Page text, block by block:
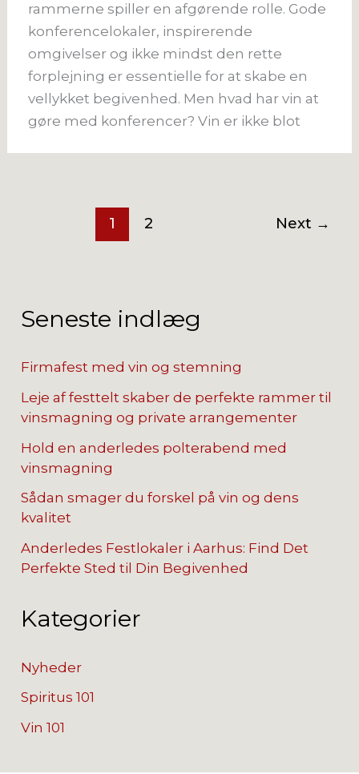
rammerne spiller en afgørende rolle. Gode
konferencelokaler, inspirerende
omgivelser og ikke mindst den rette
forplejning er essentielle for at skabe en
vellykket begivenhed. Men hvad har vin at
gøre med konferencer? Vin er ikke blot
1 2 Next →
Seneste indlæg
Firmafest med vin og stemning
Leje af festtelt skaber de perfekte rammer til
vinsmagning og private arrangementer
Hold en anderledes polterabend med
vinsmagning
Sådan smager du forskel på vin og dens
kvalitet
Anderledes Festlokaler i Aarhus: Find Det
Perfekte Sted til Din Begivenhed
Kategorier
Nyheder
Spiritus 101
Vin 101